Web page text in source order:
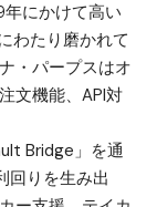
年にかけて高い
わたり磨かれて
・パープスはオ
文機能、API対
Bridge」を通
回りを生み出